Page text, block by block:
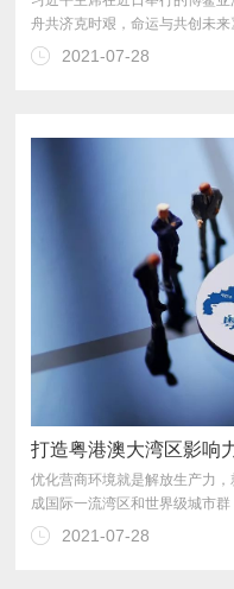
色、廉洁理念，努力实现高标
2021-07-28
打造粤港澳大湾区影响
2021-07-28